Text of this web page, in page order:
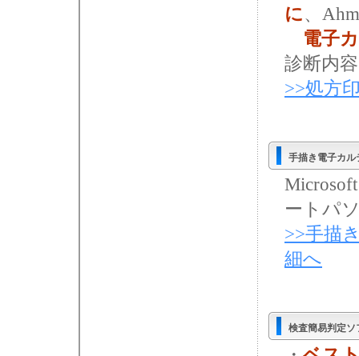
に、
電子
診断内
>>処方
手描き電子カ
ートパ
>>手描
細へ
検査簡易判定